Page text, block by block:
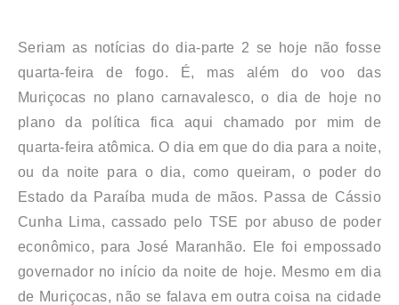
Seriam as notícias do dia-parte 2 se hoje não fosse
quarta-feira de fogo. É, mas além do voo das
Muriçocas no plano carnavalesco, o dia de hoje no
plano da política fica aqui chamado por mim de
quarta-feira atômica. O dia em que do dia para a noite,
ou da noite para o dia, como queiram, o poder do
Estado da Paraíba muda de mãos. Passa de Cássio
Cunha Lima, cassado pelo TSE por abuso de poder
econômico, para José Maranhão. Ele foi empossado
governador no início da noite de hoje. Mesmo em dia
de Muriçocas, não se falava em outra coisa na cidade